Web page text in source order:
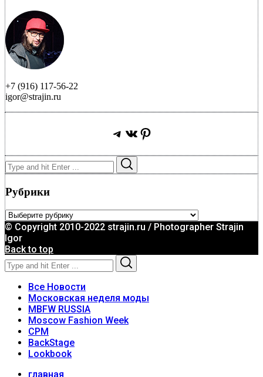
+7 (916) 117-56-22
igor@strajin.ru
Telegram
ВКонтакте
Pinterest
Search
for:
Рубрики
Рубрики
© Copyright 2010-2022 strajin.ru / Photographer Strajin
Igor
Back to top
Search
for:
Все Новости
Московская неделя моды
MBFW RUSSIA
Moscow Fashion Week
CPM
BackStage
Lookbook
главная